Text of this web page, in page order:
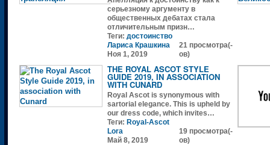
серьезному аргументу в
общественных дебатах стала
отличительным призн…
Теги: достоинство
Лариса Крашкина
Ноя 1, 2019
21 просмотра(-
ов)
THE ROYAL ASCOT STYLE
GUIDE 2019, IN ASSOCIATION
WITH CUNARD
Royal Ascot is synonymous with
sartorial elegance. This is upheld by
our dress code, which invites…
Теги: Royal-Ascot
Lora
Май 8, 2019
19 просмотра(-
ов)